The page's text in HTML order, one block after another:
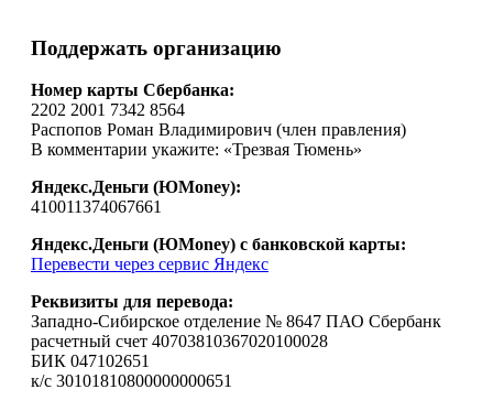
Поддержать организацию
Номер карты Сбербанка:
2202 2001 7342 8564
Распопов Роман Владимирович (член правления)
В комментарии укажите: «Трезвая Тюмень»
Яндекс.Деньги (ЮMoney):
410011374067661
Яндекс.Деньги (ЮMoney) с банковской карты:
Перевести через сервис Яндекс
Реквизиты для перевода:
Западно-Сибирское отделение № 8647 ПАО Сбербанк
расчетный счет 40703810367020100028
БИК 047102651
к/с 30101810800000000651